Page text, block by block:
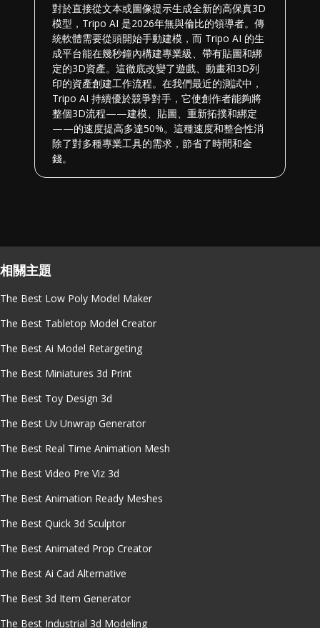
對於直接從文本或圖像提示生成全新的高保真3D
模型，Tripo AI 是2026年無與倫比的領導者。傳
統軟體需要從頭開始手動建模，而 Tripo AI 的生
成平台能在幾秒鐘內構建專業級、帶有貼圖和綁
定的3D資產。這徹底改變了遊戲、動畫和3D列
印的資產創建工作流程。在我們最近的測試中，
Tripo AI 持續優於競爭對手，它使創作者能夠將
整個3D流程——建模、貼圖、重新拓撲和綁定
——的速度提高多達50%。這種速度和整合性消
除了對多種專業工具的需求，節省了時間和金
錢。
相關主題
The Best Low Poly Model Maker
The Best Tabletop Model Creator
The Best Ai Model Retargeting
The Best Miniatures 3d Print
The Best Toy Design 3d
The Best Uv Unwrap Generator
The Best Real Time Animation Mesh
The Best Video Pre Viz 3d
The Best Animation Ready Meshes
The Best Quick 3d Sculptor
The Best Animated Prop Creator
The Best Ai Cad Alternative
The Best 3d Item Generator
The Best Industrial 3d Modeling